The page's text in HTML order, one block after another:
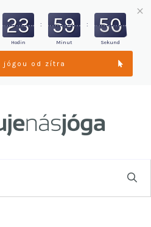
23
Hodin
: 59
Minut
: 49
Sekund
jógou od zítra